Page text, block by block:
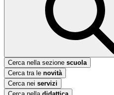
Cerca nella sezione scuola
Cerca tra le novità
Cerca nei servizi